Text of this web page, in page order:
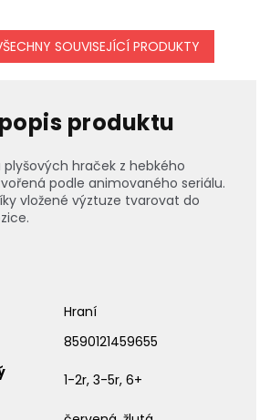
SOUVISEJÍCÍ PRODUKTY
produktu
hraček z hebkého
podle animovaného seriálu.
vložené výztuze tvarovat do
Hraní
8590121459655
1-2r, 3-5r, 6+